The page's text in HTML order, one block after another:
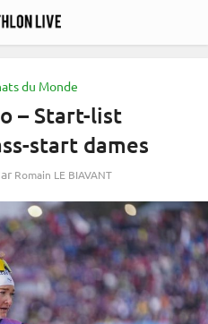
du Monde
– Start-list
start dames
Romain LE BIAVANT